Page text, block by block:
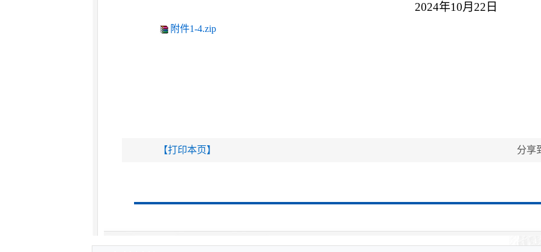
2024年10月 22日
附件1-4.zip
【打印本页】 分享